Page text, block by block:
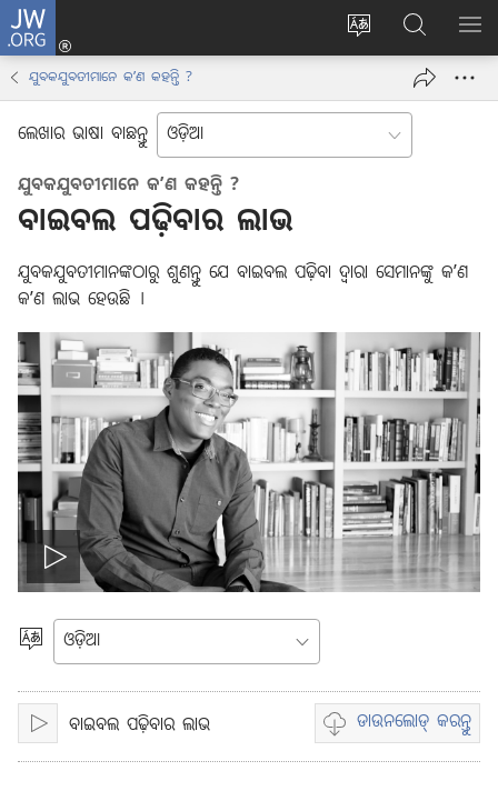
JW.ORG
वेबसाइट
की
बदलिए
ଲଗ୍
ଇନ୍
(opens
window)
JW.ORGରେ
ଖୋଜନ୍ତୁ
ଯୁବକଯୁବତୀମାନେ କʼଣ କହନ୍ତି ?
ଲେଖାର ଭାଷା ବାଛନ୍ତୁ
ଯୁବକଯୁବତୀମାନେ କʼଣ କହନ୍ତି ?
ବାଇବଲ ପଢ଼ିବାର ଲାଭ
ଯୁବକଯୁବତୀମାନଙ୍କଠାରୁ ଶୁଣନ୍ତୁ ଯେ ବାଇବଲ ପଢ଼ିବା ଦ୍ୱାରା ସେମାନଙ୍କୁ କʼଣ
କʼଣ ଲାଭ ହେଉଛି ।
ଭିଡିଓ
ଚଲାନ୍ତୁ
ଭାଷା
ବାଛନ୍ତୁ
चलाइएବାଇବଲ ପଢ଼ିବାର ଲାଭ ଡାଉନଲୋଡ୍ କରନ୍ତୁ
ଭିଡିଓ
ରେକଡିଙ୍ଗ୍